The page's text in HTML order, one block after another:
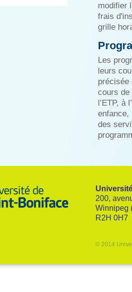
modifier
frais
grille
Les
leurs
précisée
cours de
l’ETP, à
enfance,
des
200,
Winnipeg
R2H 0H7
© 2014